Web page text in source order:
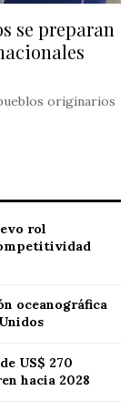
se preparan
originarios
rol
oceanográfica
US$ 270
hacia 2028